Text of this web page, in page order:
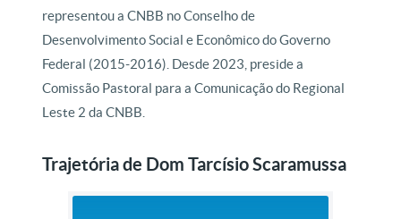
representou a CNBB no Conselho de
Desenvolvimento Social e Econômico do Governo
Federal (2015-2016). Desde 2023, preside a
Comissão Pastoral para a Comunicação do Regional
Leste 2 da CNBB.
Trajetória de Dom Tarcísio Scaramussa